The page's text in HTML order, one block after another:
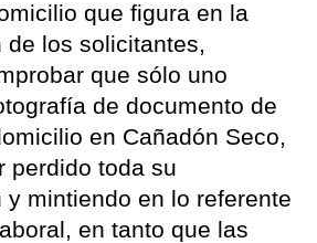
que figura en la
de los solicitantes,
que sólo uno
de documento de
en Cañadón Seco,
perdido toda su
mintiendo en lo referente
en tanto que las